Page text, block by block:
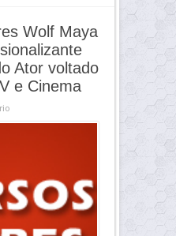
Wolf Maya
Ator voltado
e Cinema